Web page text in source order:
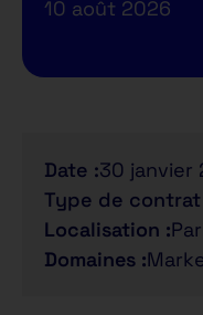
10 août 2026
Date :30 janvier
Type de contrat
Localisation :
Domaines :